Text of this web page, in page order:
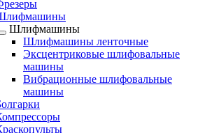
Шлифмашины
Шлифмашины ленточные
Эксцентриковые шлифовальные
машины
Вибрационные шлифовальные
машины